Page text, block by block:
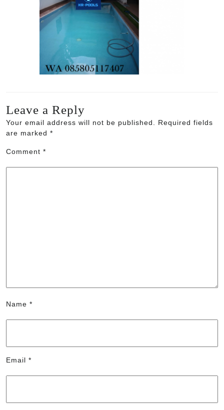
Leave a Reply
Your email address will not be published.
Required fields
are marked *
Comment *
Name *
Email *